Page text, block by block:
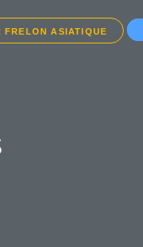
FRELON ASIATIQUE